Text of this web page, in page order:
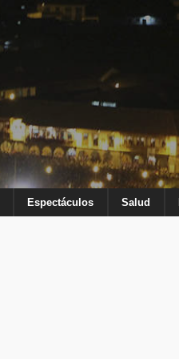
Espectáculos Salud